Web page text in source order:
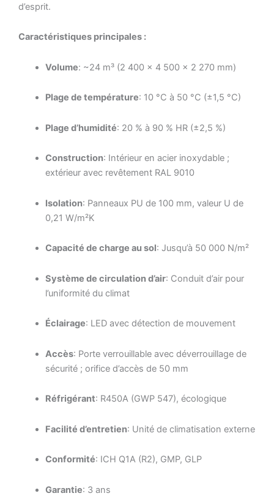
d’esprit.
Caractéristiques principales :
Volume: ~24 m³ (2 400 × 4 500 × 2 270 mm)
Plage de température: 10 °C à 50 °C (±1,5 °C)
Plage d’humidité: 20 % à 90 % HR (±2,5 %)
Construction: Intérieur en acier inoxydable ;
extérieur avec revêtement RAL 9010
Isolation: Panneaux PU de 100 mm, valeur U de
0,21 W/m²K
Capacité de charge au sol: Jusqu’à 50 000 N/m²
Système de circulation d’air: Conduit d’air pour
l’uniformité du climat
Éclairage: LED avec détection de mouvement
Accès: Porte verrouillable avec déverrouillage de
sécurité ; orifice d’accès de 50 mm
Réfrigérant: R450A (GWP 547), écologique
Facilité d’entretien: Unité de climatisation externe
Conformité: ICH Q1A (R2), GMP, GLP
Garantie: 3 ans